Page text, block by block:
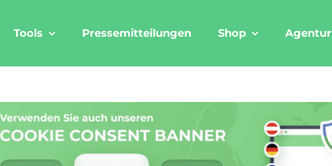
Tools Pressemitteilungen Shop Agentur